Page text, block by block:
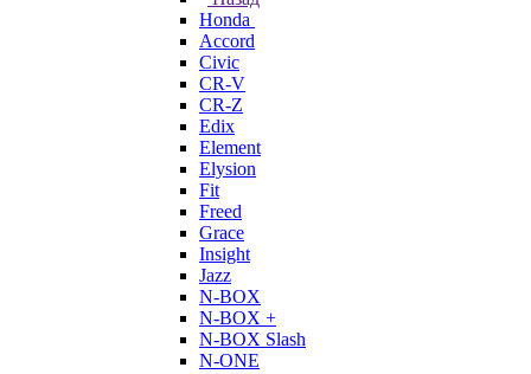
Honda
Accord
Civic
CR-V
CR-Z
Edix
Element
Elysion
Fit
Freed
Grace
Insight
Jazz
N-BOX
N-BOX +
N-BOX Slash
N-ONE